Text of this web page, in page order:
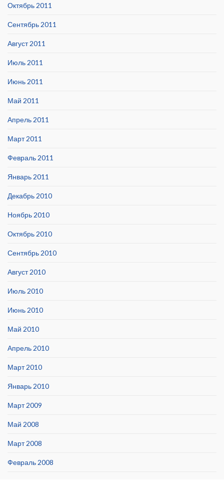
Октябрь 2011
Сентябрь 2011
Август 2011
Июль 2011
Июнь 2011
Май 2011
Апрель 2011
Март 2011
Февраль 2011
Январь 2011
Декабрь 2010
Ноябрь 2010
Октябрь 2010
Сентябрь 2010
Август 2010
Июль 2010
Июнь 2010
Май 2010
Апрель 2010
Март 2010
Январь 2010
Март 2009
Май 2008
Март 2008
Февраль 2008